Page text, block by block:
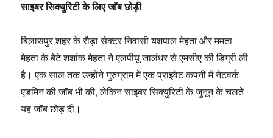
साइबर सिक्युरिटी के लिए जॉब छोड़ी
बिलासपुर शहर के रौड़ा सेक्टर निवासी यशपाल मेहता और ममता
मेहता के बेटे शशांक मेहता ने एलपीयू जालंधर से एमसीए की डिग्री ली
है। एक साल तक उन्होंने गुरुग्राम में एक प्राइवेट कंपनी में नेटवर्क
एडमिन की जॉब भी की, लेकिन साइबर सिक्युरिटी के जुनून के चलते
यह जॉब छोड़ दी।